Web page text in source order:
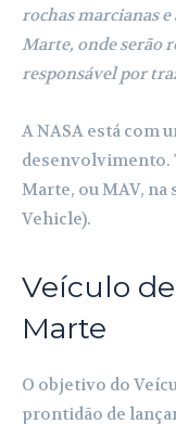
rochas marcianas
Marte, onde serão
responsável por
A NASA está com
desenvolvimento.
Marte, ou MAV,
Vehicle).
Veículo
Marte
O objetivo do
prontidão de